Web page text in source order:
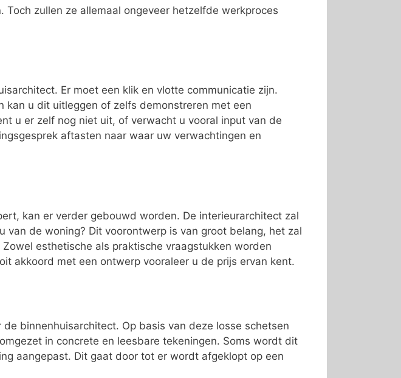
zullen ze allemaal ongeveer hetzelfde werkproces
Er moet een klik en vlotte communicatie zijn.
kan u dit uitleggen of zelfs demonstreren met een
u er zelf nog niet uit, of verwacht u vooral input van de
aftasten naar waar uw verwachtingen en
kan er verder gebouwd worden. De interieurarchitect zal
de woning? Dit voorontwerp is van groot belang, het zal
esthetische als praktische vraagstukken worden
akkoord met een ontwerp vooraleer u de prijs ervan kent.
binnenhuisarchitect. Op basis van deze losse schetsen
in concrete en leesbare tekeningen. Soms wordt dit
aangepast. Dit gaat door tot er wordt afgeklopt op een